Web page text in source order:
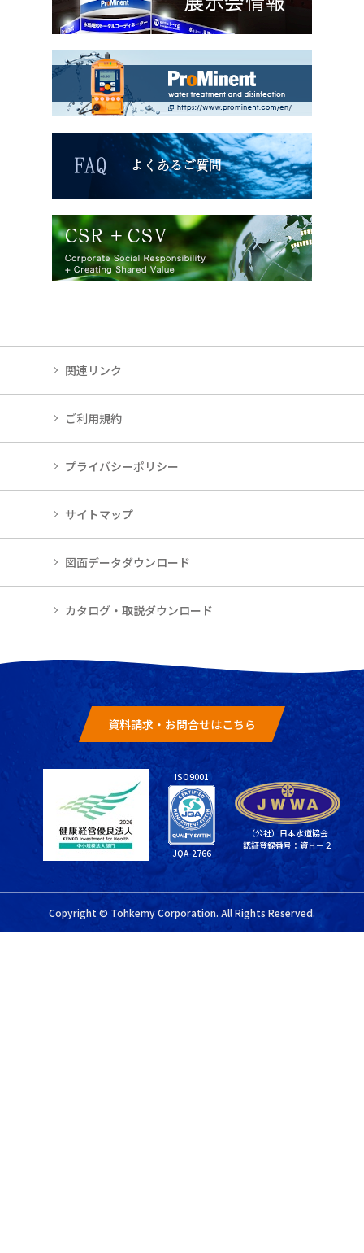
資料請求・お問合せはこちら
ISO9001
JQA-2766
（公社）日本水道協会
認証登録番号：資Ｈ－２
関連リンク
ご利用規約
プライバシーポリシー
サイトマップ
図面データダウンロード
カタログ・取説ダウンロード
Copyright © Tohkemy Corporation. All Rights Reserved.